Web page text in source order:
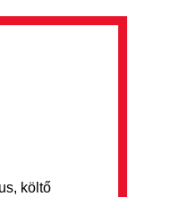
költő